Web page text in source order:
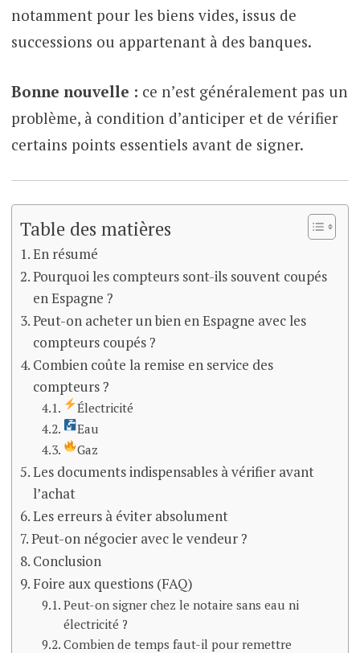
notamment pour les biens vides, issus de
successions ou appartenant à des banques.
Bonne nouvelle : ce n’est généralement pas un
problème, à condition d’anticiper et de vérifier
certains points essentiels avant de signer.
Table des matières
En résumé
Pourquoi les compteurs sont-ils souvent coupés
en Espagne ?
Peut-on acheter un bien en Espagne avec les
compteurs coupés ?
Combien coûte la remise en service des
compteurs ?
Électricité
Eau
Gaz
Les documents indispensables à vérifier avant
l’achat
Les erreurs à éviter absolument
Peut-on négocier avec le vendeur ?
Conclusion
Foire aux questions (FAQ)
Peut-on signer chez le notaire sans eau ni
électricité ?
Combien de temps faut-il pour remettre